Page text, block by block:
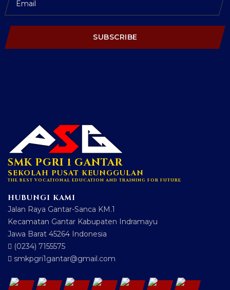
SUBSCRIBE
SMK PGRI 1 GANTAR
SEKOLAH PUSAT KEUNGGULAN
THE BEST VOCATIONAL EDUCATION AND TRAINING FOR FUTURE
HUBUNGI KAMI
Jalan Raya Gantar-Sanca KM.1
Kecamatan Gantar Kabupaten Indramayu
Jawa Barat 45264 Indonesia
(0234) 7155575
smkpgri1gantar@gmail.com